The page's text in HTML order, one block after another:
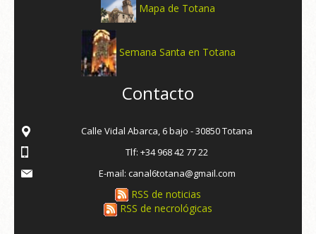
Mapa de Totana
Semana Santa en Totana
Contacto
Calle Vidal Abarca, 6 bajo - 30850 Totana
Tlf: +34 968 42 77 22
E-mail: canal6totana@gmail.com
RSS de noticias
RSS de necrológicas